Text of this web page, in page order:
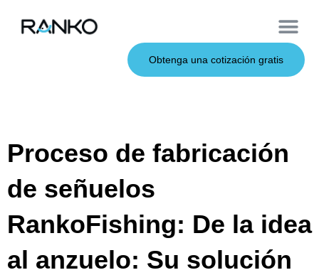
Obtenga una cotización gratis
Proceso de fabricación
de señuelos
RankoFishing: De la idea
al anzuelo: Su solución